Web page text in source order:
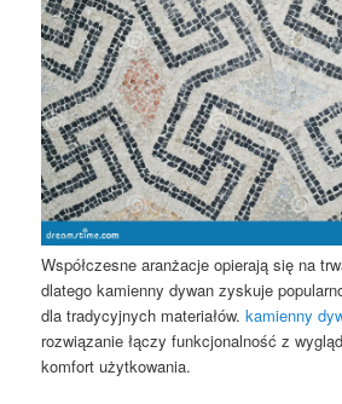
Współczesne aranżacje opierają się na
dlatego kamienny dywan zyskuje
dla tradycyjnych materiałów.kamienny
rozwiązanie łączy funkcjonalność z
komfort użytkowania.